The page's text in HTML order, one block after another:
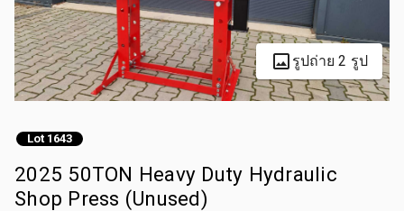
รูปถ่าย 2 รูป
Lot 1643
2025 50TON Heavy Duty Hydraulic
Shop Press (Unused)